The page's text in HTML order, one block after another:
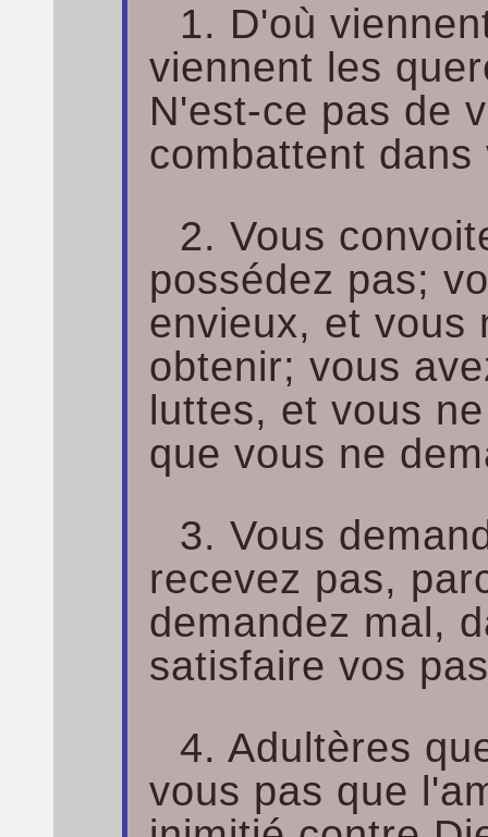
1. D'où
viennent les
N'est-ce pas de
combattent
2. Vous
possédez pas;
envieux, et vous
obtenir; vous
luttes, et vous
que vous ne
3. Vous
recevez pas,
demandez mal,
satisfaire vos
4. Adultères
vous pas que